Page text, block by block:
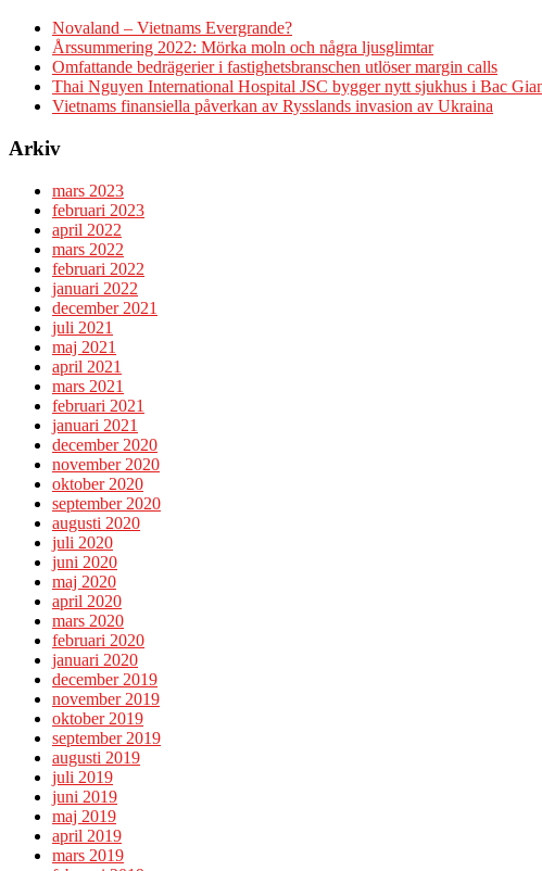
Novaland – Vietnams Evergrande?
Årssummering 2022: Mörka moln och några ljusglimtar
Omfattande bedrägerier i fastighetsbranschen utlöser margin calls
Thai Nguyen International Hospital JSC bygger nytt sjukhus i Bac
Vietnams finansiella påverkan av Rysslands invasion av Ukraina
Arkiv
mars 2023
februari 2023
april 2022
mars 2022
februari 2022
januari 2022
december 2021
juli 2021
maj 2021
april 2021
mars 2021
februari 2021
januari 2021
december 2020
november 2020
oktober 2020
september 2020
augusti 2020
juli 2020
juni 2020
maj 2020
april 2020
mars 2020
februari 2020
januari 2020
december 2019
november 2019
oktober 2019
september 2019
augusti 2019
juli 2019
juni 2019
maj 2019
april 2019
mars 2019